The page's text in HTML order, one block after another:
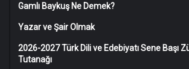
Gamlı Baykuş Ne Demek?
Yazar ve Şair Olmak
2026-2027 Türk Dili ve Edebiyatı Sene Başı
Tutanağı